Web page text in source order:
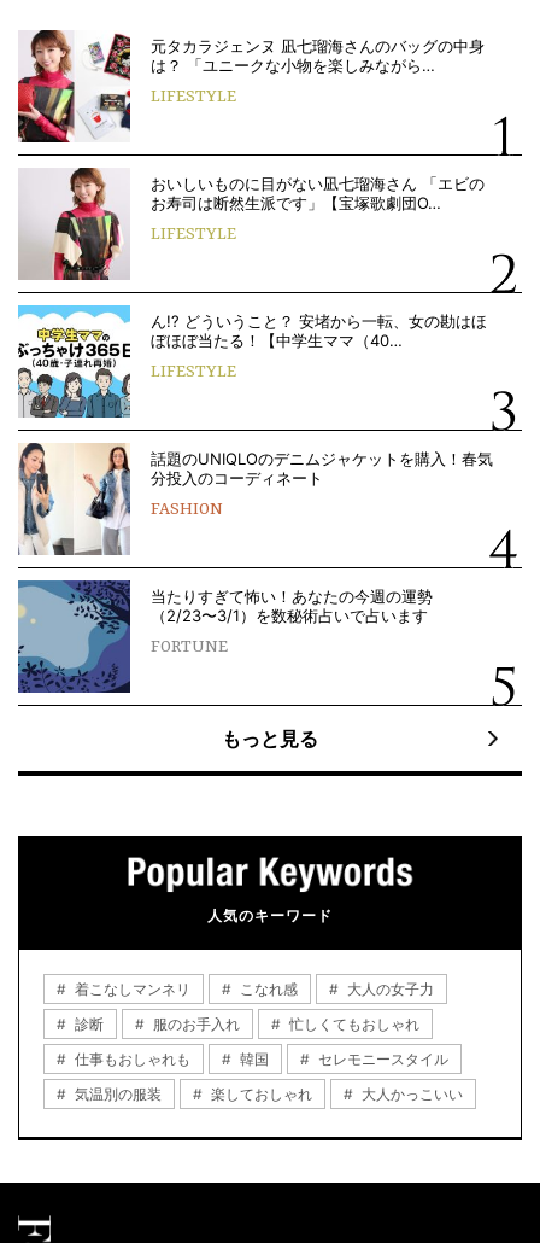
元タカラジェンヌ 凪七瑠海さんのバッグの中身
は？ 「ユニークな小物を楽しみながら…
LIFESTYLE
おいしいものに目がない凪七瑠海さん 「エビの
お寿司は断然生派です」【宝塚歌劇団O…
LIFESTYLE
ん!? どういうこと？ 安堵から一転、女の勘はほ
ぼほぼ当たる！【中学生ママ（40…
LIFESTYLE
話題のUNIQLOのデニムジャケットを購入！春気
分投入のコーディネート
FASHION
当たりすぎて怖い！あなたの今週の運勢
（2/23〜3/1）を数秘術占いで占います
FORTUNE
もっと見る
人気のキーワード
着こなしマンネリ こなれ感
大人の女子力
診断
服のお手入れ
忙しくてもおしゃれ
仕事もおしゃれも
韓国
セレモニースタイル
気温別の服装
楽しておしゃれ 大人かっこいい